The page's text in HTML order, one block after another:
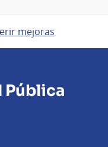
mejoras
Pública